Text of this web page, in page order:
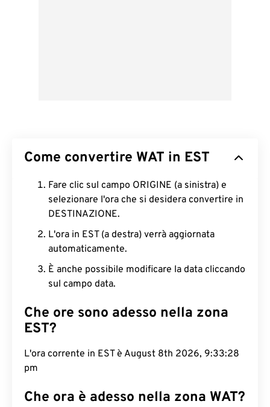
Come convertire WAT in EST
Fare clic sul campo ORIGINE (a sinistra) e
selezionare l'ora che si desidera convertire in
DESTINAZIONE.
L'ora in EST (a destra) verrà aggiornata
automaticamente.
È anche possibile modificare la data cliccando
sul campo data.
Che ore sono adesso nella zona
EST?
L'ora corrente in EST è August 8th 2026, 9:33:29
pm
Che ora è adesso nella zona WAT?